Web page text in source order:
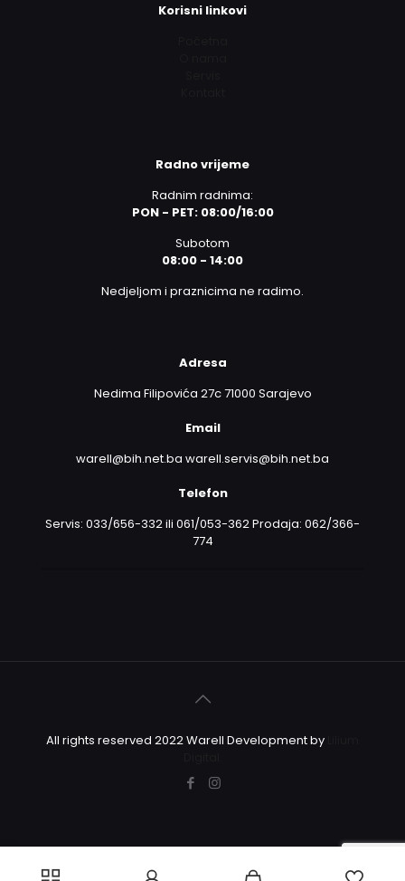
Korisni linkovi
Radno vrijeme
Radnim radnima:
PON - PET: 08:00/16:00
Subotom
08:00 - 14:00
Nedjeljom i praznicima ne radimo.
Adresa
Nedima Filipovića 27c 71000 Sarajevo
Email
warell@bih.net.ba warell.servis@bih.net.ba
Telefon
Servis: 033/656-332 ili 061/053-362 Prodaja: 062/366-
774
All rights reserved 2022 Warell Development by